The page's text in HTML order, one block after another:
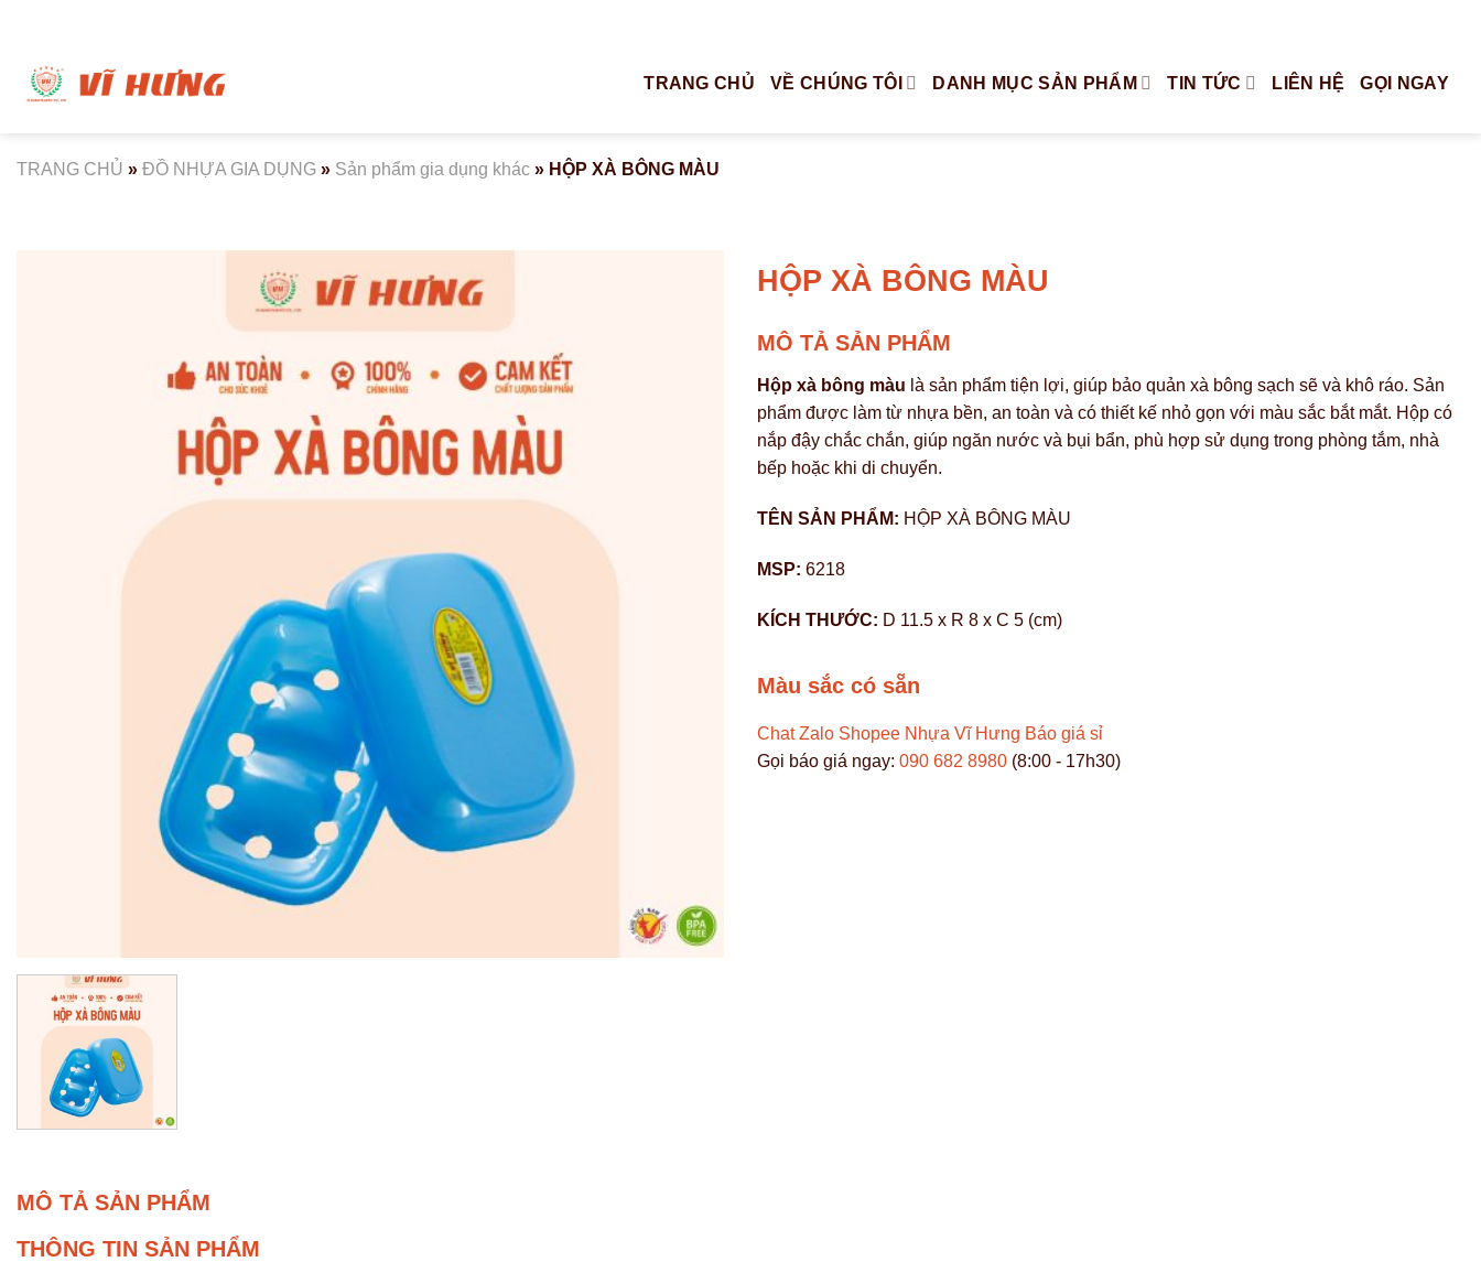
dung
TRANG CHỦ VỀ CHÚNG TÔI DANH MỤC SẢN PHẨM TIN TỨC LIÊN HỆ GỌI NGAY
TRANG CHỦ » ĐỒ NHỰA GIA DỤNG » Sản phẩm gia dụng khác » HỘP XÀ BÔNG MÀU
HỘP XÀ BÔNG MÀU
MÔ TẢ SẢN PHẨM
Hộp xà bông màu là sản phẩm tiện lợi, giúp bảo quản xà bông sạch sẽ và khô ráo. Sản
phẩm được làm từ nhựa bền, an toàn và có thiết kế nhỏ gọn với màu sắc bắt mắt. Hộp có
nắp đậy chắc chắn, giúp ngăn nước và bụi bẩn, phù hợp sử dụng trong phòng tắm, nhà
bếp hoặc khi di chuyển.
TÊN SẢN PHẨM: HỘP XÀ BÔNG MÀU
MSP: 6218
KÍCH THƯỚC: D 11.5 x R 8 x C 5 (cm)
Màu sắc có sẵn
Chat Zalo Shopee Nhựa Vĩ Hưng Báo giá sỉ
Gọi báo giá ngay: 090 682 8980 (8:00 - 17h30)
MÔ TẢ SẢN PHẨM
THÔNG TIN SẢN PHẨM